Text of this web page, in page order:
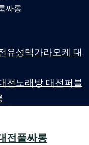
싸롱
유성텍가라오케 대
전노래방 대전퍼블
전풀싸롱